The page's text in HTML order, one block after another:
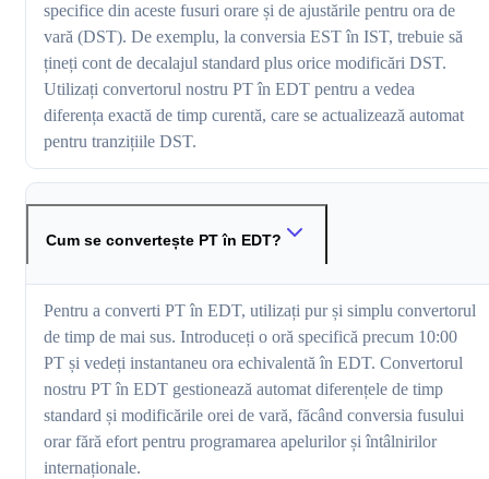
specifice din aceste fusuri orare și de ajustările pentru ora de
vară (DST). De exemplu, la conversia EST în IST, trebuie să
țineți cont de decalajul standard plus orice modificări DST.
Utilizați convertorul nostru PT în EDT pentru a vedea
diferența exactă de timp curentă, care se actualizează automat
pentru tranzițiile DST.
Cum se convertește PT în EDT?
Pentru a converti PT în EDT, utilizați pur și simplu convertorul
de timp de mai sus. Introduceți o oră specifică precum 10:00
PT și vedeți instantaneu ora echivalentă în EDT. Convertorul
nostru PT în EDT gestionează automat diferențele de timp
standard și modificările orei de vară, făcând conversia fusului
orar fără efort pentru programarea apelurilor și întâlnirilor
internaționale.